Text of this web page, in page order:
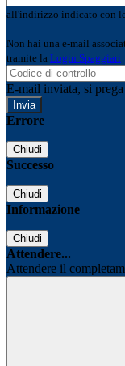
all'indirizzo indicato con
Non hai una e-mail
tramite la Login Spaggiari
E-mail inviata, si
Errore
Chiudi
Successo
Chiudi
Informazione
Chiudi
Attendere...
Attendere il